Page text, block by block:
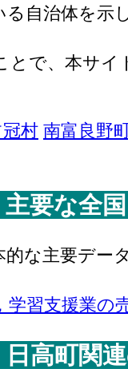
自治体を示
とで、本サ
冠村 南富良野
主要な全
的な主要デ
学習支援業の
日高町関